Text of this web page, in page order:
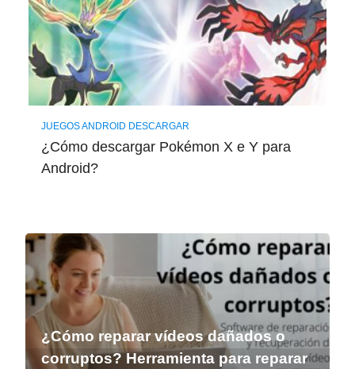
JUEGOS ANDROID DESCARGAR
¿Cómo descargar Pokémon X e Y para
Android?
¿Cómo reparar vídeos dañados o
corruptos? Herramienta para reparar